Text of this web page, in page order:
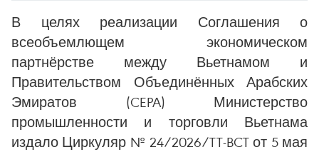
В целях реализации Соглашения о
всеобъемлющем экономическом
партнёрстве между Вьетнамом и
Правительством Объединённых Арабских
Эмиратов (CEPA) Министерство
промышленности и торговли Вьетнама
издало Циркуляр № 24/2026/TT-BCT от 5 мая